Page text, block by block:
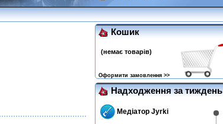
Кошик
(немає товарів)
Оформити замовлення >>
Надходження за тиждень
Медіатор Jyrki